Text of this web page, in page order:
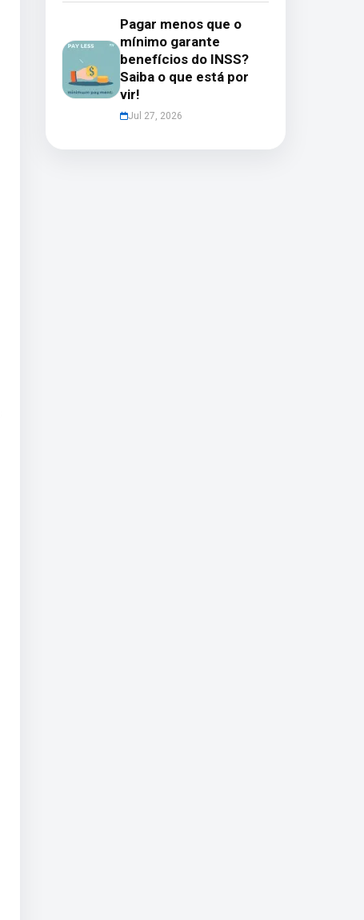
Pagar menos que o
mínimo garante
benefícios do INSS?
Saiba o que está por
vir!
Jul 27, 2026